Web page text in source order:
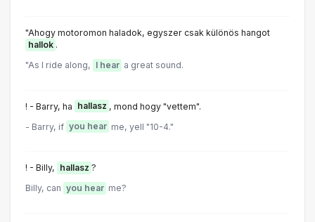
"Ahogy motoromon haladok, egyszer csak különös hangot
hallok .
"As I ride along, I hear a great sound.
! - Barry, ha hallasz , mond hogy "vettem".
- Barry, if you hear me, yell "10-4."
! - Billy, hallasz ?
Billy, can you hear me?